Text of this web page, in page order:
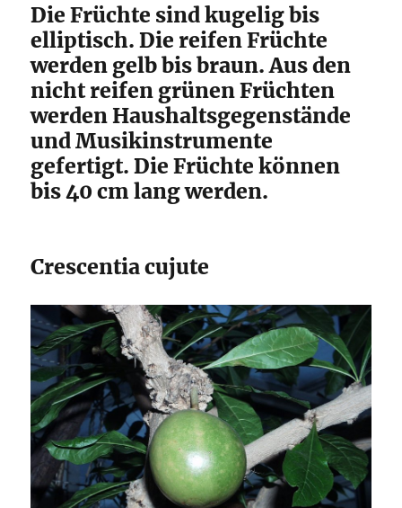
Die Früchte sind kugelig bis
elliptisch. Die reifen Früchte
werden gelb bis braun. Aus den
nicht reifen grünen Früchten
werden Haushaltsgegenstände
und Musikinstrumente
gefertigt. Die Früchte können
bis 40 cm lang werden.
Crescentia cujute